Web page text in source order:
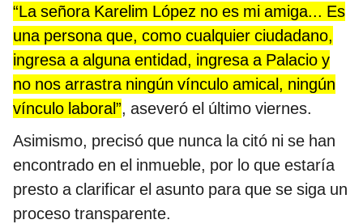
“La señora Karelim López no es mi amiga... Es
una persona que, como cualquier ciudadano,
ingresa a alguna entidad, ingresa a Palacio y
no nos arrastra ningún vínculo amical, ningún
vínculo laboral”, aseveró el último viernes.
Asimismo, precisó que nunca la citó ni se han
encontrado en el inmueble, por lo que estaría
presto a clarificar el asunto para que se siga un
proceso transparente.